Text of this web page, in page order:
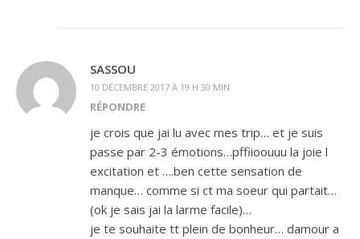
SASSOU
10 DÉCEMBRE 2017 À 19 H 30 MIN
RÉPONDRE
je crois que jai lu avec mes trip… et je suis
passe par 2-3 émotions…pffiioouuu la joie l
excitation et ….ben cette sensation de
manque… comme si ct ma soeur qui partait…
(ok je sais jai la larme facile)…
je te souhaite tt plein de bonheur… damour a